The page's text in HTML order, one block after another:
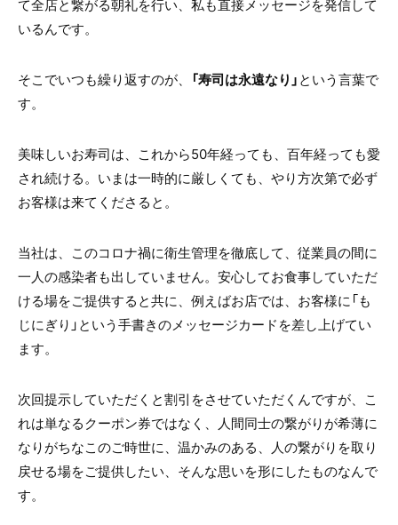
て全店と繋がる朝礼を行い、私も直接メッセージを発信して
いるんです。
そこでいつも繰り返すのが、 「寿司は永遠なり」という言葉で
す。
美味しいお寿司は、これから50年経っても、百年経っても愛
され続ける。いまは一時的に厳しくても、やり方次第で必ず
お客様は来てくださると。
当社は、このコロナ禍に衛生管理を徹底して、従業員の間に
一人の感染者も出していません。安心してお食事していただ
ける場をご提供すると共に、例えばお店では、お客様に「も
じにぎり」という手書きのメッセージカードを差し上げてい
ます。
次回提示していただくと割引をさせていただくんですが、こ
れは単なるクーポン券ではなく、人間同士の繋がりが希薄に
なりがちなこのご時世に、温かみのある、人の繋がりを取り
戻せる場をご提供したい、そんな思いを形にしたものなんで
す。